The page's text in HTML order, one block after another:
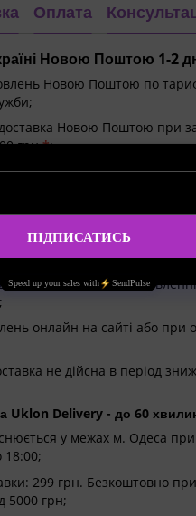
Оплата
Новою Поштою 1-2
Новою Поштою по
Новою Поштою при
грн*;
онлайн на сайті або при
Meest 1-4 дні
Meest по тарифам
Meest при
;
онлайн на сайті або при
не дійсна в період
Uklon Delivery - до 60
у межах м. Одеса при
18:00;
299 грн. Безкоштовно при
5000 грн;